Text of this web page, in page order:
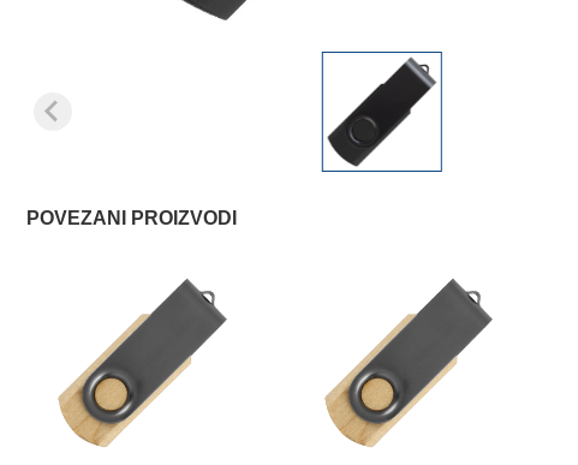
POVEZANI PROIZVODI